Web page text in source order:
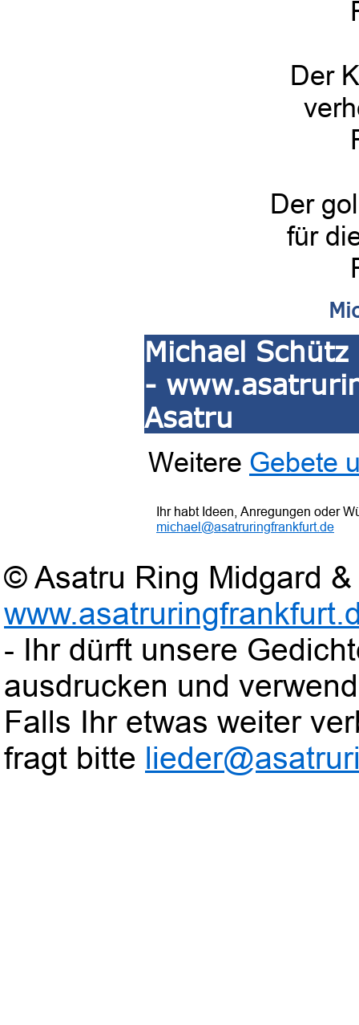
Der
Der
für
Michael
-
Asatru
Weitere Gebete
Ihr habt Ideen, Anregungen oder
michael@asatruringfrankfurt.de
© Asatru Ring Midgard
- Ihr dürft unsere
ausdrucken und
Falls Ihr etwas weiter
fragt bitte